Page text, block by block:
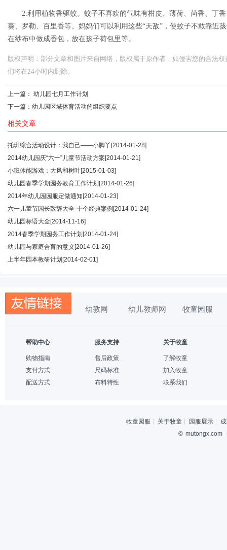
2.利用植物香驱蚊。蚊子不喜欢的气味有柑皮、薄荷、茴香、丁
葵、罗勒、百里香等。妈妈们可以利用这些“天敌”，使蚊子不敢靠近
在纱布中做成香包，放在孩子荷包里等。
版权声明：部分文章和图片来自网络，版权属于原作者，如侵害您的合法
们将在24小时内删除。
上一篇： 幼儿园七月工作计划
下一篇： 幼儿园区域体育活动的组织要点
相关文章
托班综合活动设计：我自己——小脚丫 [2014-01-28]
2014幼儿园庆“六一”儿童节活动方案 [2014-01-21]
小班体能游戏：大风和树叶[2015-01-03]
幼儿园春季学期园务教育工作计划 [2014-01-26]
2014年幼儿园园服定做通知 [2014-01-23]
六一儿童节园长致辞大全-十个经典案例 [2014-01-24]
幼儿园标语大全[2014-11-16]
2014春季学期园务工作计划 [2014-01-24]
幼儿园与家庭合育的意义 [2014-01-26]
上半年园本教研计划 [2014-02-01]
幼教网 幼儿教师网 牧童园服
帮助中心
购物指南
支付方式
配送方式
服务支持
售后政策
尺码标准
布料特性
关于牧童
了解牧童
加入牧童
联系我们
牧童园服 关于牧童 园服展示
© mutongx.com